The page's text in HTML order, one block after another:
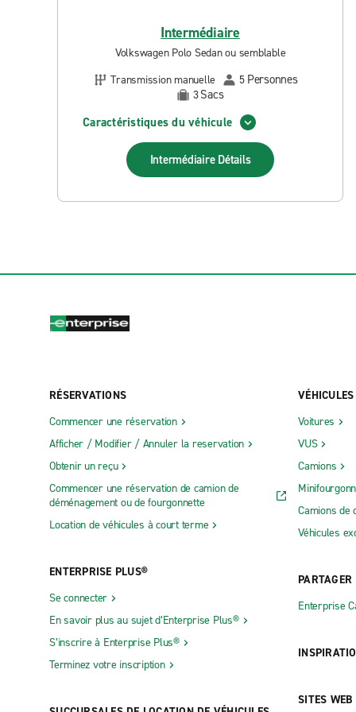
Intermédiaire
Volkswagen Polo Sedan ou semblable
Transmission manuelle
5 Personnes
3Sacs
Caractéristiques du véhicule
Intermédiaire Détails
RÉSERVATIONS
Commencer une réservation
Afficher / Modifier / Annuler la reservation
Obtenir un reçu
Commencer une réservation de camion de
déménagement ou de fourgonnette
Location de véhicules à court terme
ENTERPRISE PLUS®
Se connecter
En savoir plus au sujet d’Enterprise Plus®
S’inscrire à Enterprise Plus®
Terminez votre inscription
VÉHICULES
Voitures
VUS
Camions
Camions de
Véhicules
PARTAGER
Enterprise
SITES